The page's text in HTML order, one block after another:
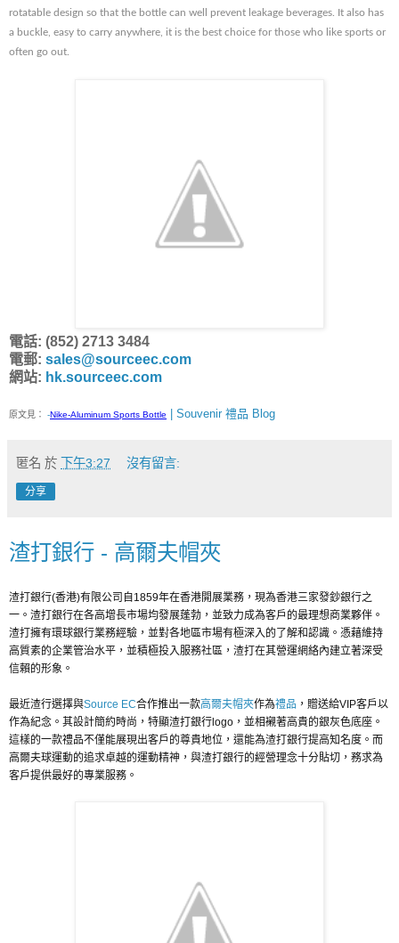
rotatable design so that the bottle can well prevent leakage beverages. It also has
a buckle, easy to carry anywhere, it is the best choice for those who like sports or
often go out.
電話: (852) 2713 3484
電郵: sales@sourceec.com
網站: hk.sourceec.com
原文見： -Nike-Aluminum Sports Bottle | Souvenir 禮品 Blog
匿名 於 下午3:27 沒有留言:
分享
渣打銀行 - 高爾夫帽夾
渣打銀行(香港)有限公司自1859年在香港開展業務，現為香港三家發鈔銀行之
一。渣打銀行在各高增長市場均發展蓬勃，並致力成為客戶的最理想商業夥伴。
渣打擁有環球銀行業務經驗，並對各地區市場有極深入的了解和認識。憑藉維持
高質素的企業管治水平，並積極投入服務社區，渣打在其營運網絡內建立著深受
信賴的形象。
最近渣行選擇與Source EC合作推出一款高爾夫帽夾作為禮品 ，贈送給VIP客戶以
作為紀念。其設計簡約時尚，特顯渣打銀行logo，並相襯著高貴的銀灰色底座。
這樣的一款禮品不僅能展現出客戶的尊貴地位，還能為渣打銀行提高知名度。而
高爾夫球運動的追求卓越的運動精神，與渣打銀行的經營理念十分貼切，務求為
客戶提供最好的專業服務。